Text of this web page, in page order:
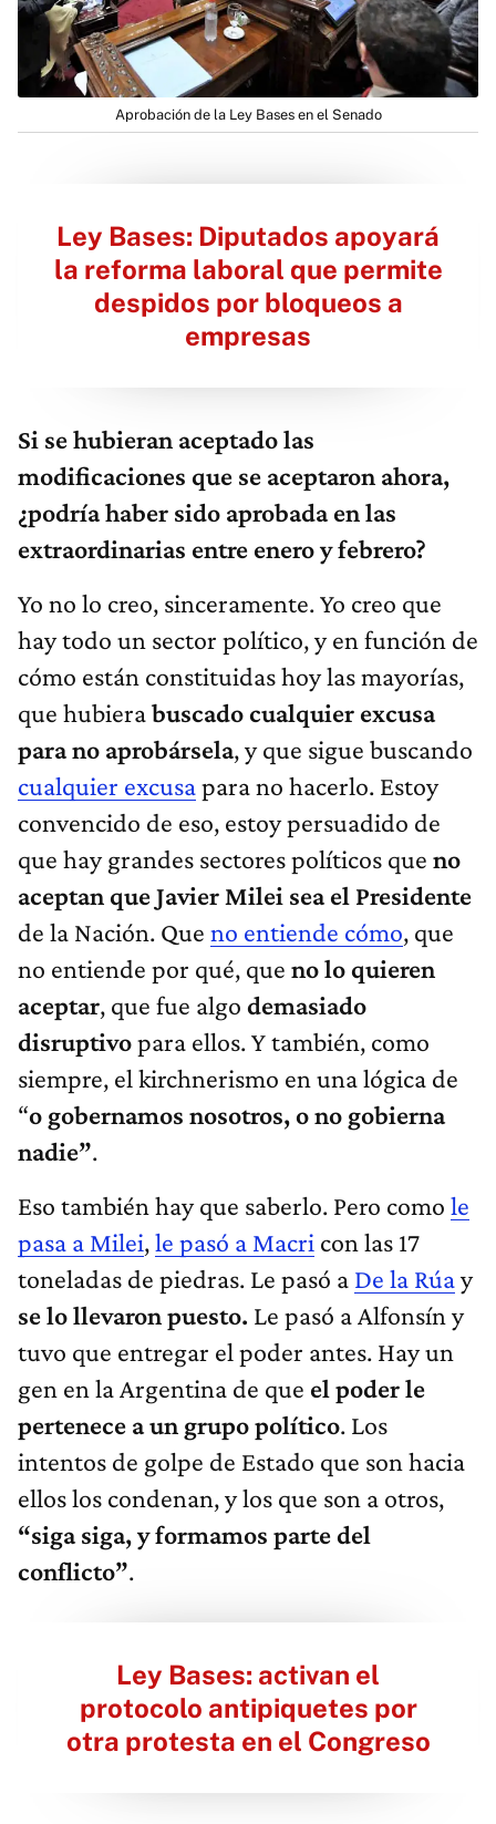
Aprobación de la Ley Bases en el Senado
Ley Bases: Diputados apoyará
la reforma laboral que permite
despidos por bloqueos a
empresas
Si se hubieran aceptado las
modificaciones que se aceptaron ahora,
¿podría haber sido aprobada en las
extraordinarias entre enero y febrero?
Yo no lo creo, sinceramente. Yo creo que
hay todo un sector político, y en función de
cómo están constituidas hoy las mayorías,
que hubierabuscado cualquier excusa
para no aprobársela, y que sigue buscando
cualquier excusapara no hacerlo. Estoy
convencido de eso, estoy persuadido de
que hay grandes sectores políticos que no
aceptan que Javier Milei sea el Presidente
de la Nación. Que no entiende cómo, que
no entiende por qué, que no lo quieren
aceptar, que fue algo demasiado
disruptivopara ellos. Y también, como
siempre, el kirchnerismo en una lógica de
“o gobernamos nosotros, o no gobierna
nadie”.
Eso también hay que saberlo. Pero como le
pasa a Milei,le pasó a Macri con las 17
toneladas de piedras. Le pasó a De la Rúay
se lo llevaron puesto. Le pasó a Alfonsín y
tuvo que entregar el poder antes. Hay un
gen en la Argentina de que el poder le
pertenece a un grupo político. Los
intentos de golpe de Estado que son hacia
ellos los condenan, y los que son a otros,
“siga siga, y formamos parte del
conflicto”.
Ley Bases: activan el
protocolo antipiquetes por
otra protesta en el Congreso